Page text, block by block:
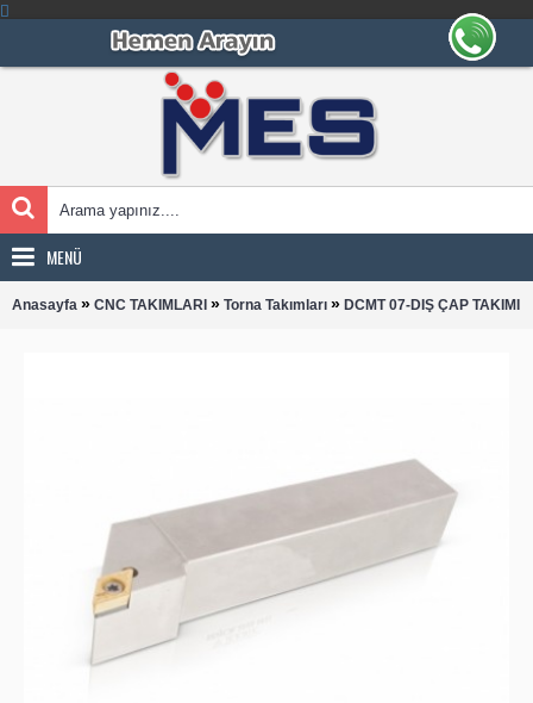
MENÜ
Anasayfa » CNC TAKIMLARI » Torna Takımları » DCMT 07-DIŞ ÇAP TAKIMI